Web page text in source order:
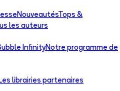
NouveautésTops &
les auteurs
InfinityNotre programme de
librairies partenaires